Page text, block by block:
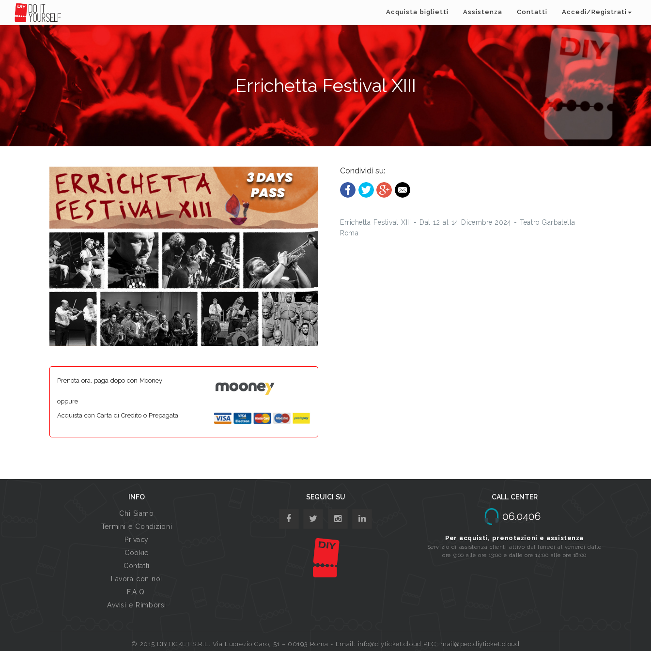
Acquista biglietti Assistenza Contatti Accedi/Registrati
Errichetta Festival XIII
Prenota ora, paga dopo con Mooney
oppure
Acquista con Carta di Credito o Prepagata
Condividi su:
Errichetta Festival XIII - Dal 12 al 14 Dicembre 2024 - Teatro Garbatella
Roma
INFO
Chi Siamo
Termini e Condizioni
Privacy
Cookie
Contatti
Lavora con noi
F.A.Q.
Avvisi e Rimborsi
SEGUICI SU CALL CENTER
Per acquisti, prenotazioni e assistenza
Servizio di assistenza clienti attivo dal lunedi al venerdi dalle
ore 9:00 alle ore 13:00 e dalle ore 14:00 alle ore 18:00
© 2015 DIYTICKET S.R.L. Via Lucrezio Caro, 51 – 00193 Roma - Email: info@diyticket.cloud PEC: mail@pec.diyticket.cloud